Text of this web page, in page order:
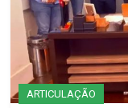
ARTICULAÇÃO